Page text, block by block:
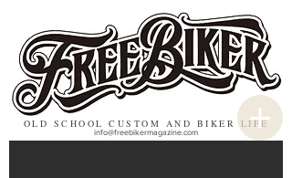
OLD SCHOOL CUSTOM AND BIKER LIFE
info@freebikermagazine.com